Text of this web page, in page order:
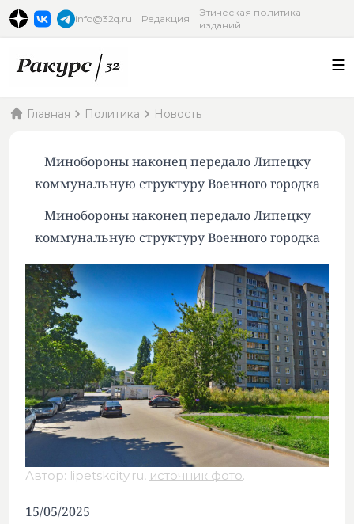
info@32q.ru Редакция
Этическая политика
изданий
Главная Политика Новость
Минобороны наконец передало Липецку
коммунальную структуру Военного городка
Минобороны наконец передало Липецку
коммунальную структуру Военного городка
Автор: lipetskcity.ru, источник фото.
15/05/2025